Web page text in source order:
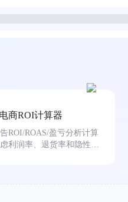
电商ROI计算器
ROI/ROAS/盈亏分析计算
利润率、退货率和隐性成